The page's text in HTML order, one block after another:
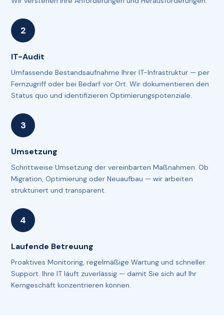
IT-Audit
Umfassende Bestandsaufnahme Ihrer IT-Infrastruktur — per
Fernzugriff oder bei Bedarf vor Ort. Wir dokumentieren den
Status quo und identifizieren Optimierungspotenziale.
Umsetzung
Schrittweise Umsetzung der vereinbarten Maßnahmen. Ob
Migration, Optimierung oder Neuaufbau — wir arbeiten
strukturiert und transparent.
Laufende Betreuung
Proaktives Monitoring, regelmäßige Wartung und schneller
Support. Ihre IT läuft zuverlässig — damit Sie sich auf Ihr
Kerngeschäft konzentrieren können.